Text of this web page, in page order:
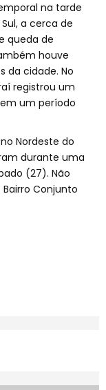
na tarde
a cerca de
queda de
houve
da cidade. No
registrou um
um período
Nordeste do
durante uma
(27). Não
Conjunto